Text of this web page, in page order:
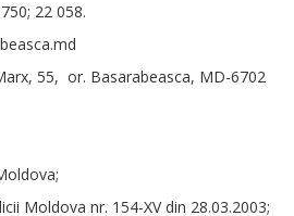
22 058.
55, or. Basarabeasca, MD-6702
Moldova nr. 154-XV din 28.03.2003;